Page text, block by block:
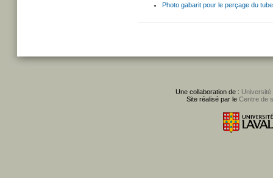
Photo gabarit pour le perçage du
Une collaboration de : Université
Site réalisé par le Centre de